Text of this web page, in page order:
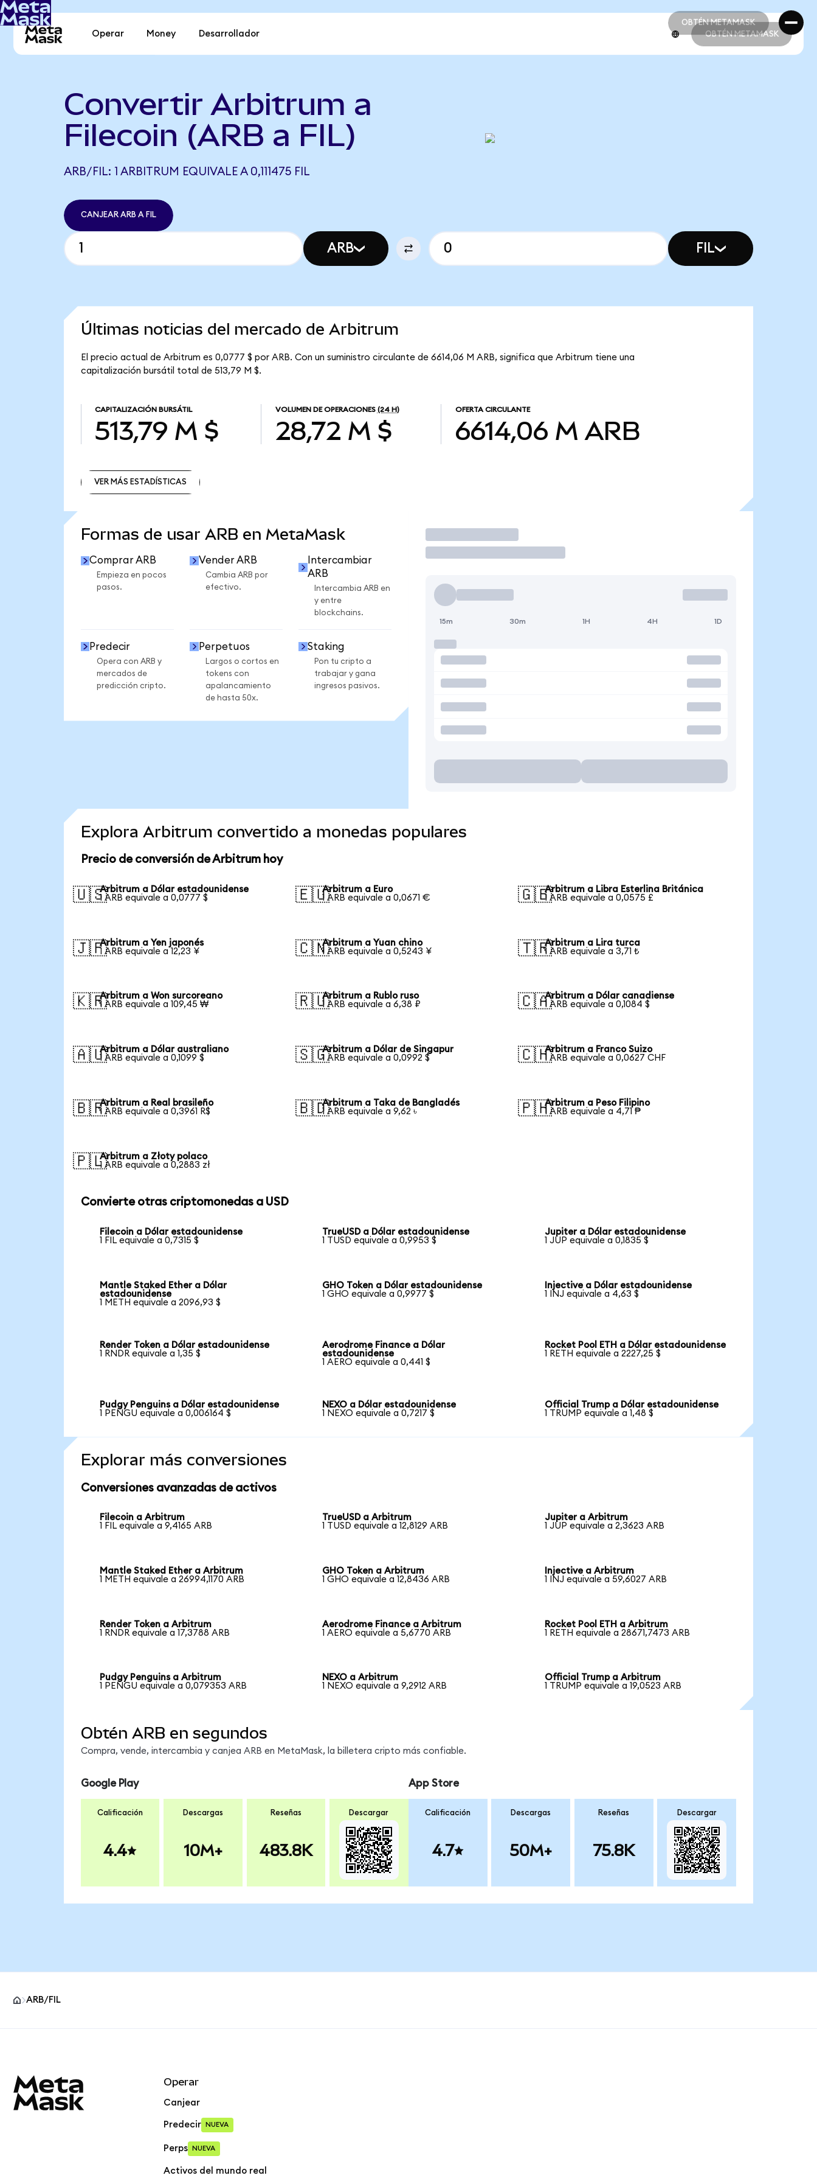
OBTÉN METAMASK
OBTÉN METAMASK
Operar Money Desarrollador OBTÉN METAMASK
Convertir Arbitrum a
Filecoin (ARB a FIL)
ARB/FIL: 1 ARBITRUM EQUIVALE A 0,111475 FIL
CANJEAR ARB A FIL
ARB FIL
Últimas noticias del mercado de Arbitrum
El precio actual de Arbitrum es 0,0777 $ por ARB. Con un suministro circulante de 6614,06 M ARB, significa que Arbitrum tiene una
capitalización bursátil total de 513,79 M $.
CAPITALIZACIÓN BURSÁTIL
513,79 M $
VOLUMEN DE OPERACIONES (24 H)
28,72 M $
OFERTA CIRCULANTE
6614,06 M ARB
VER MÁS ESTADÍSTICAS
Formas de usar ARB en MetaMask
Comprar ARB
Empieza en pocos
pasos.
Vender ARB
Cambia ARB por
efectivo.
Intercambiar
ARB
Intercambia ARB en
y entre
blockchains.
Predecir
Opera con ARB y
mercados de
predicción cripto.
Perpetuos
Largos o cortos en
tokens con
apalancamiento
de hasta 50x.
Staking
Pon tu cripto a
trabajar y gana
ingresos pasivos.
Operar
15m 30m 1H 4H 1D
Explora Arbitrum convertido a monedas populares
Precio de conversión de Arbitrum hoy
🇺🇸Arbitrum a Dólar estadounidense
1 ARB equivale a 0,0777 $
🇪🇺Arbitrum a Euro
1 ARB equivale a 0,0671 €
🇬🇧Arbitrum a Libra Esterlina Británica
1 ARB equivale a 0,0575 £
🇯🇵Arbitrum a Yen japonés
1 ARB equivale a 12,23 ¥
🇨🇳Arbitrum a Yuan chino
1 ARB equivale a 0,5243 ¥
🇹🇷Arbitrum a Lira turca
1 ARB equivale a 3,71 ₺
🇰🇷Arbitrum a Won surcoreano
1 ARB equivale a 109,45 ₩
🇷🇺Arbitrum a Rublo ruso
1 ARB equivale a 6,38 ₽
🇨🇦Arbitrum a Dólar canadiense
1 ARB equivale a 0,1084 $
🇦🇺Arbitrum a Dólar australiano
1 ARB equivale a 0,1099 $
🇸🇬Arbitrum a Dólar de Singapur
1 ARB equivale a 0,0992 $
🇨🇭Arbitrum a Franco Suizo
1 ARB equivale a 0,0627 CHF
🇧🇷Arbitrum a Real brasileño
1 ARB equivale a 0,3961 R$
🇧🇩Arbitrum a Taka de Bangladés
1 ARB equivale a 9,62 ৳
🇵🇭Arbitrum a Peso Filipino
1 ARB equivale a 4,71 ₱
🇵🇱Arbitrum a Złoty polaco
1 ARB equivale a 0,2883 zł
Convierte otras criptomonedas a USD
Filecoin a Dólar estadounidense
1 FIL equivale a 0,7315 $
TrueUSD a Dólar estadounidense
1 TUSD equivale a 0,9953 $
Jupiter a Dólar estadounidense
1 JUP equivale a 0,1835 $
Mantle Staked Ether a Dólar
estadounidense
1 METH equivale a 2096,93 $
GHO Token a Dólar estadounidense
1 GHO equivale a 0,9977 $
Injective a Dólar estadounidense
1 INJ equivale a 4,63 $
Render Token a Dólar estadounidense
1 RNDR equivale a 1,35 $
Aerodrome Finance a Dólar
estadounidense
1 AERO equivale a 0,441 $
Rocket Pool ETH a Dólar estadounidense
1 RETH equivale a 2227,25 $
Pudgy Penguins a Dólar estadounidense
1 PENGU equivale a 0,006164 $
NEXO a Dólar estadounidense
1 NEXO equivale a 0,7217 $
Official Trump a Dólar estadounidense
1 TRUMP equivale a 1,48 $
Explorar más conversiones
Conversiones avanzadas de activos
Filecoin a Arbitrum
1 FIL equivale a 9,4165 ARB
TrueUSD a Arbitrum
1 TUSD equivale a 12,8129 ARB
Jupiter a Arbitrum
1 JUP equivale a 2,3623 ARB
Mantle Staked Ether a Arbitrum
1 METH equivale a 26994,1170 ARB
GHO Token a Arbitrum
1 GHO equivale a 12,8436 ARB
Injective a Arbitrum
1 INJ equivale a 59,6027 ARB
Render Token a Arbitrum
1 RNDR equivale a 17,3788 ARB
Aerodrome Finance a Arbitrum
1 AERO equivale a 5,6770 ARB
Rocket Pool ETH a Arbitrum
1 RETH equivale a 28671,7473 ARB
Pudgy Penguins a Arbitrum
1 PENGU equivale a 0,079353 ARB
NEXO a Arbitrum
1 NEXO equivale a 9,2912 ARB
Official Trump a Arbitrum
1 TRUMP equivale a 19,0523 ARB
Obtén ARB en segundos
Compra, vende, intercambia y canjea ARB en MetaMask, la billetera cripto más confiable.
Google Play
Calificación
4.4
Descargas
10M+
Reseñas
483.8K
Descargar
App Store
Calificación
4.7
Descargas
50M+
Reseñas
75.8K
Descargar
ARB/FIL
Operar
Canjear
Predecir NUEVA
Perps NUEVA
Activos del mundo real